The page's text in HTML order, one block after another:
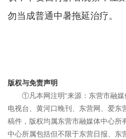
勿当成普通中暑拖延治疗。
版权与免责声明
①凡本网注明“来源：东营市融
电视台、黄河口晚刊、东营网、爱东
稿件，版权均属东营市融媒体中心所
中心所属包括但不限于东营日报、东